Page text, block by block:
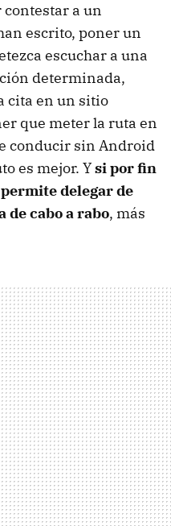
a un
escrito, poner un
escuchar a una
determinada,
cita en un sitio
que meter la ruta en
conducir sin Android
es mejor. Ysi por fin
delegar de
cabo a rabo, más